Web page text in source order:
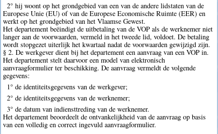
2° hij woont op het grondgebied van een van de andere lidstaten van de
Europese Unie (EU) of van de Europese Economische Ruimte (EER) en
werkt op het grondgebied van het Vlaamse Gewest.
Het departement beëindigt de uitbetaling van de VOP als de werknemer niet
langer aan de voorwaarden, vermeld in het tweede lid, voldoet. De betaling
wordt stopgezet uiterlijk het kwartaal nadat de voorwaarden gewijzigd zijn.
§ 2. De werkgever dient bij het departement een aanvraag van een VOP in.
Het departement stelt daarvoor een model van elektronisch
aanvraagformulier ter beschikking. De aanvraag vermeldt de volgende
gegevens:
1° de identiteitsgegevens van de werkgever;
2° de identiteitsgegevens van de werknemer;
3° de datum van indiensttreding van de werknemer.
Het departement beoordeelt de ontvankelijkheid van de aanvraag op basis
van een volledig en correct ingevuld aanvraagformulier.